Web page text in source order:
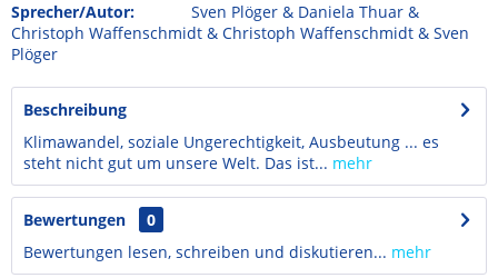
Sprecher/Autor:
Sven Plöger & Daniela Thuar &
Christoph Waffenschmidt & Christoph Waffenschmidt & Sven
Plöger
Beschreibung
Klimawandel, soziale Ungerechtigkeit, Ausbeutung ... es
steht nicht gut um unsere Welt. Das ist... mehr
Bewertungen
0
Bewertungen lesen, schreiben und diskutieren... mehr